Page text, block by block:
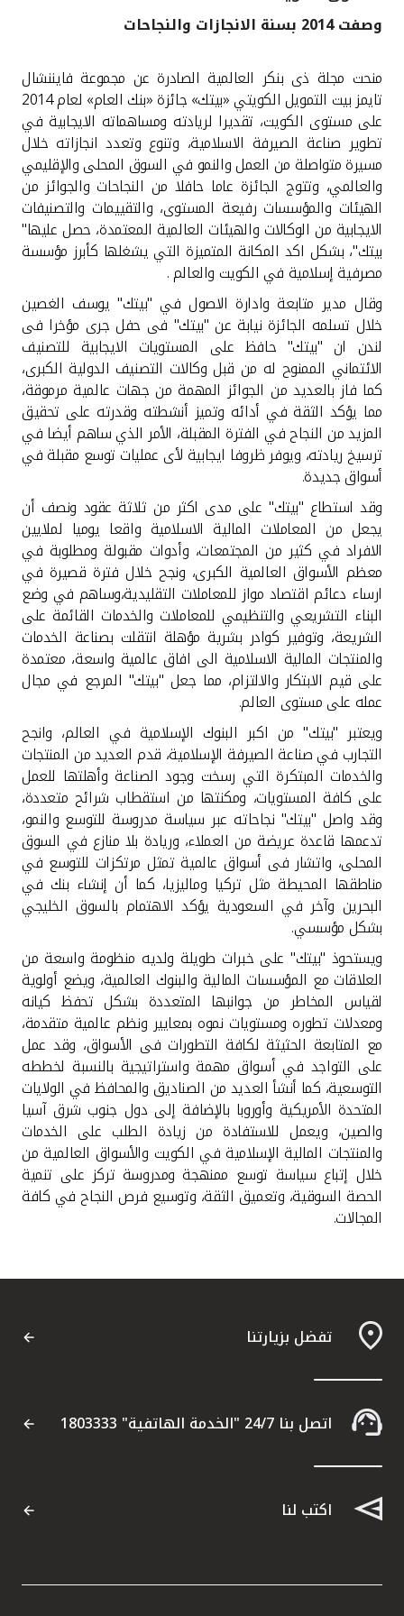
القنوات المصرفية
أدوات وخدمات
خدمات ما بعد البيع
اتصل بنا
مواقع الفروع وأجهزة الصرف الآلي
ألمانيا
ماليزيا
تركيا
مصر
المملكة المتحدة
مملكة البحرين
وصفت 2014 بسنة الانجازات والنجاحات
منحت مجلة ذى بنكر العالمية الصادرة عن مجموعة فايننشال
تايمز بيت التمويل الكويتي «بيتك» جائزة «بنك العام» لعام 2014
على مستوى الكويت، تقديرا لريادته ومساهماته الايجابية في
تطوير صناعة الصيرفة الاسلامية، وتنوع وتعدد انجازاته خلال
مسيرة متواصلة من العمل والنمو في السوق المحلى والإقليمي
والعالمي، وتتوج الجائزة عاما حافلا من النجاحات والجوائز من
الهيئات والمؤسسات رفيعة المستوى، والتقييمات والتصنيفات
الايجابية من الوكالات والهيئات العالمية المعتمدة، حصل عليها"
بيتك"، بشكل اكد المكانة المتميزة التي يشغلها كأبرز مؤسسة
مصرفية إسلامية في الكويت والعالم.
وقال مدير متابعة وادارة الاصول في "بيتك" يوسف الغصين
خلال تسلمه الجائزة نيابة عن "بيتك" فى حفل جرى مؤخرا فى
لندن ان "بيتك" حافظ على المستويات الايجابية للتصنيف
الائتماني الممنوح له من قبل وكالات التصنيف الدولية الكبرى،
كما فاز بالعديد من الجوائز المهمة من جهات عالمية مرموقة،
مما يؤكد الثقة في أدائه وتميز أنشطته وقدرته على تحقيق
المزيد من النجاح في الفترة المقبلة، الأمر الذي ساهم أيضا في
ترسيخ ريادته، ويوفر ظروفا ايجابية لأى عمليات توسع مقبلة في
أسواق جديدة.
وقد استطاع "بيتك" على مدى اكثر من ثلاثة عقود ونصف أن
يجعل من المعاملات المالية الاسلامية واقعا يوميا لملايين
الافراد في كثير من المجتمعات، وأدوات مقبولة ومطلوبة في
معظم الأسواق العالمية الكبرى، ونجح خلال فترة قصيرة في
ارساء دعائم اقتصاد مواز للمعاملات التقليدية،وساهم في وضع
البناء التشريعي والتنظيمي للمعاملات والخدمات القائمة على
الشريعة، وتوفير كوادر بشرية مؤهلة انتقلت بصناعة الخدمات
والمنتجات المالية الاسلامية الى افاق عالمية واسعة، معتمدة
على قيم الابتكار والالتزام، مما جعل "بيتك" المرجع في مجال
عمله على مستوى العالم.
ويعتبر "بيتك" من اكبر البنوك الإسلامية في العالم، وانجح
التجارب في صناعة الصيرفة الإسلامية، قدم العديد من المنتجات
والخدمات المبتكرة التي رسخت وجود الصناعة وأهلتها للعمل
على كافة المستويات، ومكنتها من استقطاب شرائح متعددة،
وقد واصل "بيتك" نجاحاته عبر سياسة مدروسة للتوسع والنمو،
تدعمها قاعدة عريضة من العملاء، وريادة بلا منازع في السوق
المحلى، واتشار فى أسواق عالمية تمثل مرتكزات للتوسع في
مناطقها المحيطة مثل تركيا وماليزيا، كما أن إنشاء بنك في
البحرين وآخر في السعودية يؤكد الاهتمام بالسوق الخليجي
بشكل مؤسسي.
ويستحوذ "بيتك" على خبرات طويلة ولديه منظومة واسعة من
العلاقات مع المؤسسات المالية والبنوك العالمية، ويضع أولوية
لقياس المخاطر من جوانبها المتعددة بشكل تحفظ كيانه
ومعدلات تطوره ومستويات نموه بمعايير ونظم عالمية متقدمة،
مع المتابعة الحثيثة لكافة التطورات فى الأسواق، وقد عمل
على التواجد في أسواق مهمة واستراتيجية بالنسبة لخططه
التوسعية، كما أنشأ العديد من الصناديق والمحافظ في الولايات
المتحدة الأمريكية وأوروبا بالإضافة إلى دول جنوب شرق آسيا
والصين، ويعمل للاستفادة من زيادة الطلب على الخدمات
والمنتجات المالية الإسلامية في الكويت والأسواق العالمية من
خلال إتباع سياسة توسع ممنهجة ومدروسة تركز على تنمية
الحصة السوقية، وتعميق الثقة، وتوسيع فرص النجاح في كافة
المجالات.
تفضل بزيارتنا
اتصل بنا 24/7 "الخدمة الهاتفية" 1803333
اكتب لنا